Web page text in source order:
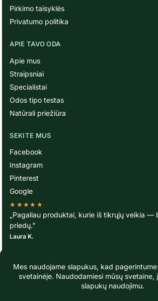
Pirkimo taisyklės
Privatumo politika
APIE TAVO ODA
Apie mus
Straipsniai
Specialistai
Odos tipo testas
Natūrali priežiūra
SEKITE MUS
Facebook
Instagram
Pinterest
Google
★★★★★
„Pagaliau produktai, kurie iš tikrųjų veikia —
priedų.”
Laura K.
© TavoOda.lt 2020-2026